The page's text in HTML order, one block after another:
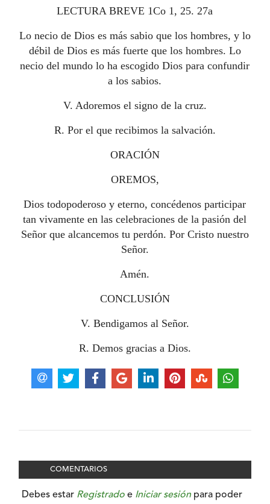
LECTURA BREVE 1Co 1, 25. 27a
Lo necio de Dios es más sabio que los hombres, y lo
débil de Dios es más fuerte que los hombres. Lo
necio del mundo lo ha escogido Dios para confundir
a los sabios.
V. Adoremos el signo de la cruz.
R. Por el que recibimos la salvación.
ORACIÓN
OREMOS,
Dios todopoderoso y eterno, concédenos participar
tan vivamente en las celebraciones de la pasión del
Señor que alcancemos tu perdón. Por Cristo nuestro
Señor.
Amén.
CONCLUSIÓN
V. Bendigamos al Señor.
R. Demos gracias a Dios.
COMENTARIOS
Debes estar Registrado e Iniciar sesión para poder